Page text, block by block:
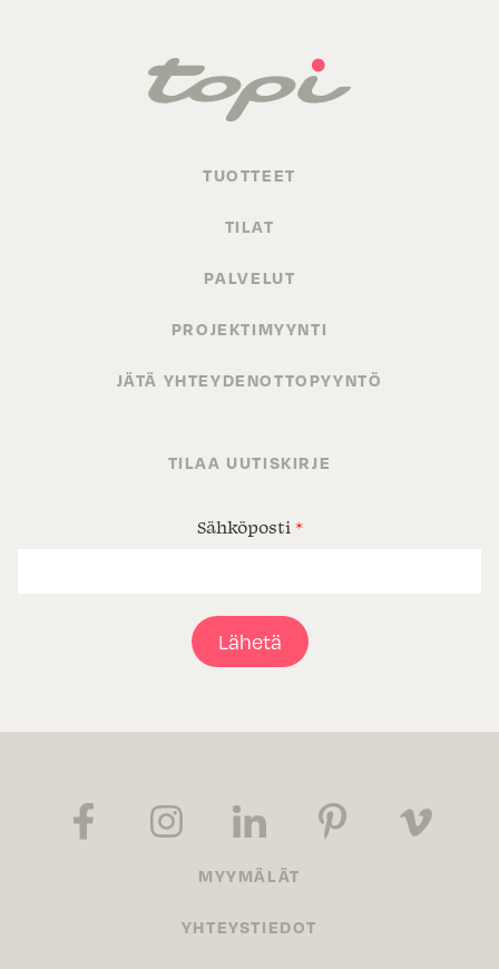
TUOTTEET
TILAT
PALVELUT
PROJEKTIMYYNTI
JÄTÄ YHTEYDENOTTOPYYNTÖ
TILAA UUTISKIRJE
Sähköposti *
Lähetä
MYYMÄLÄT
YHTEYSTIEDOT